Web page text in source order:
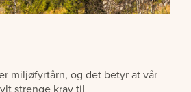
miljøfyrtårn, og det betyr at vår
strenge krav til